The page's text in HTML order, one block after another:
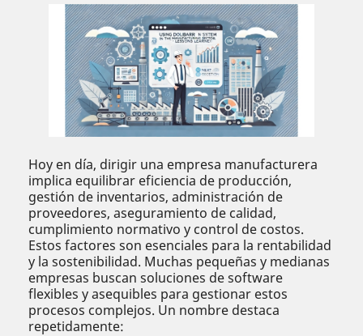
Hoy en día, dirigir una empresa manufacturera
implica equilibrar eficiencia de producción,
gestión de inventarios, administración de
proveedores, aseguramiento de calidad,
cumplimiento normativo y control de costos.
Estos factores son esenciales para la rentabilidad
y la sostenibilidad. Muchas pequeñas y medianas
empresas buscan soluciones de software
flexibles y asequibles para gestionar estos
procesos complejos. Un nombre destaca
repetidamente: